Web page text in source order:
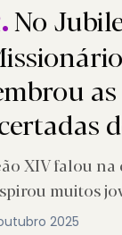
No
o
Assis,
XIV falou
muitos
2025